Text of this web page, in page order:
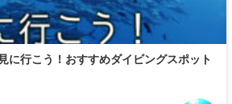
に行こう！おすすめダイビングスポット